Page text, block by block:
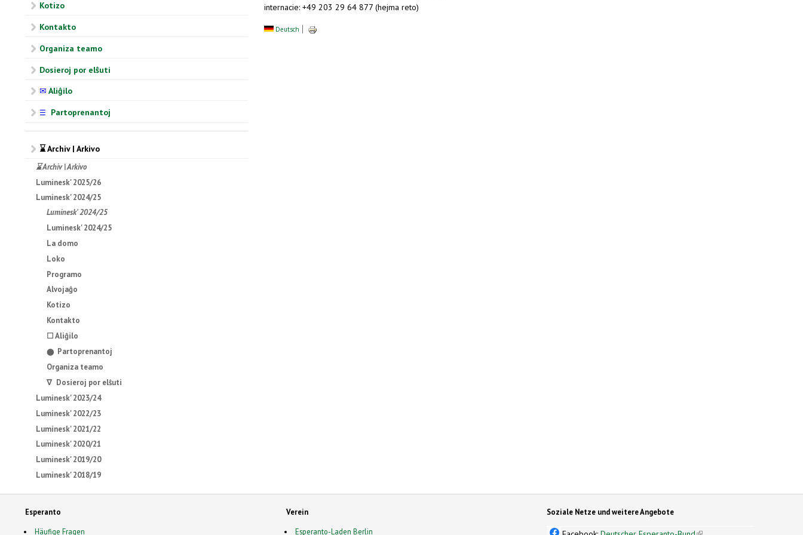
Kotizo
Kontakto
Organiza teamo
Dosieroj por elŝuti
✉ Aliĝilo
☰ Partoprenantoj
⌛ Archiv | Arkivo
⌛ Archiv | Arkivo
Luminesk' 2025/26
Luminesk' 2024/25
Luminesk' 2024/25
Luminesk' 2024/25
La domo
Loko
Programo
Alvojaĝo
Kotizo
Kontakto
☐ Aliĝilo
⬤ Partoprenantoj
Organiza teamo
∇ Dosieroj por elŝuti
Luminesk' 2023/24
Luminesk' 2022/23
Luminesk' 2021/22
Luminesk' 2020/21
Luminesk' 2019/20
Luminesk' 2018/19
internacie: +49 203 29 64 877 (hejma reto)
Deutsch
Esperanto
Häufige Fragen
Verein
Esperanto-Laden Berlin
Soziale Netze und weitere Angebote